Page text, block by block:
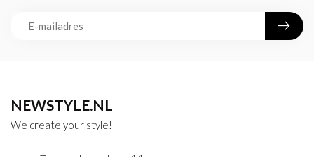
NEWSTYLE.NL
We create your style!